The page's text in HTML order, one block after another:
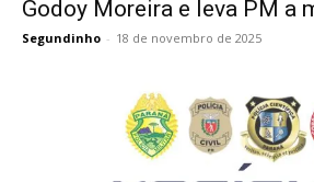
Godoy Moreira e leva PM a
Segundinho - 18 de novembro de 2025